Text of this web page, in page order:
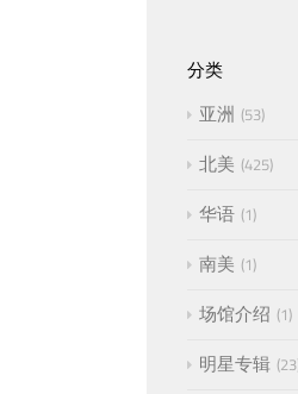
分类
亚洲 53
北美 425
华语 1
南美 1
场馆介绍 1
明星专辑 23